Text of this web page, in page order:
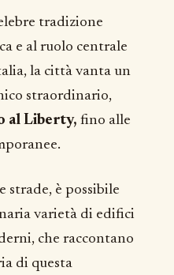
tradizione
e al ruolo centrale
la città vanta un
straordinario,
al Liberty, fino alle
strade, è possibile
varietà di edifici
che raccontano
di questa